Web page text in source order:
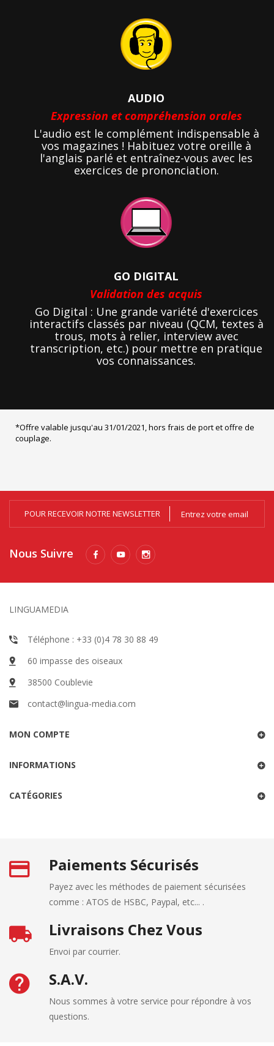
AUDIO
Expression et compréhension orales
L'audio est le complément indispensable à
vos magazines ! Habituez votre oreille à
l'anglais parlé et entraînez-vous avec les
exercices de prononciation.
GO DIGITAL
Validation des acquis
Go Digital : Une grande variété d'exercices
interactifs classés par niveau (QCM, textes à
trous, mots à relier, interview avec
transcription, etc.) pour mettre en pratique
vos connaissances.
*Offre valable jusqu'au 31/01/2021, hors frais de port et offre de
couplage.
POUR RECEVOIR NOTRE NEWSLETTER
Nous Suivre
LINGUAMEDIA
Téléphone : +33 (0)4 78 30 88 49
60 impasse des oiseaux
38500 Coublevie
contact@lingua-media.com
MON COMPTE
INFORMATIONS
CATÉGORIES
Paiements Sécurisés
Payez avec les méthodes de paiement sécurisées
comme : ATOS de HSBC, Paypal, etc... .
Livraisons Chez Vous
Envoi par courrier.
S.A.V.
Nous sommes à votre service pour répondre à vos
questions.